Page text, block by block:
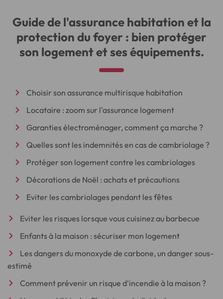
Guide de l'assurance habitation et la
protection du foyer : bien protéger
son logement et ses équipements.
Choisir son assurance multirisque habitation
Locataire : zoom sur l'assurance logement
Garanties électroménager, comment ça marche ?
Quelles sont les indemnités en cas de cambriolage ?
Protéger son logement contre les cambriolages
Décorations de Noël : achats et précautions
Eviter les cambriolages pendant les fêtes
Eviter les risques lorsque vous cuisinez au barbecue
Enfants à la maison : sécuriser mon logement
Les dangers du monoxyde de carbone, un danger sous-
estimé
Comment prévenir un risque d'incendie à la maison ?